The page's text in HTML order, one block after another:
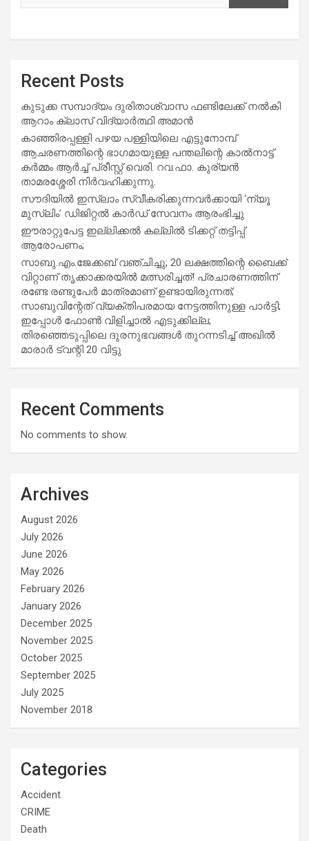
Recent Posts
കുടുക്ക സമ്പാദ്യം ദുരിതാശ്വാസ ഫണ്ടിലേക്ക് നൽകി
ആറാം ക്ലാസ് വിദ്യാർത്ഥി അമാൻ
കാഞ്ഞിരപ്പള്ളി പഴയ പള്ളിയിലെ എട്ടുനോമ്പ്
ആചരണത്തിന്റെ ഭാഗമായുള്ള പന്തലിന്റെ കാൽനാട്ട്
കർമ്മം ആർച്ച് പ്രീസ്റ്റ് വെരി. റവ.ഫാ. കുര്യൻ
താമരശ്ശേരി നിർവഹിക്കുന്നു.
സൗദിയില്‍ ഇസ്‌ലാം സ്വീകരിക്കുന്നവര്‍ക്കായി ‘ന്യൂ
മുസ്ലിം’ ഡിജിറ്റല്‍ കാര്‍ഡ് സേവനം ആരംഭിച്ചു
ഈരാറ്റുപേട്ട ഇല്ലിക്കൽ കല്ലിൽ ടിക്കറ്റ് തട്ടിപ്പ്
ആരോപണം;
സാബു.എം.ജേക്കബ് വഞ്ചിച്ചു; 20 ലക്ഷത്തിന്റെ ബൈക്ക്
വിറ്റാണ് തൃക്കാക്കരയില്‍ മത്സരിച്ചത്! പ്രചാരണത്തിന്
രണ്ടേ രണ്ടുപേര്‍ മാത്രമാണ് ഉണ്ടായിരുന്നത്;
സാബുവിന്റേത് വ്യക്തിപരമായ നേട്ടത്തിനുള്ള പാര്‍ട്ടി;
ഇപ്പോള്‍ ഫോണ്‍ വിളിച്ചാല്‍ എടുക്കില്ല;
തിരഞ്ഞെടുപ്പിലെ ദുരനുഭവങ്ങള്‍ തുറന്നടിച്ച് അഖില്‍
മാരാര്‍ ട്വന്റി 20 വിട്ടു
Recent Comments
No comments to show.
Archives
August 2026
July 2026
June 2026
May 2026
February 2026
January 2026
December 2025
November 2025
October 2025
September 2025
July 2025
November 2018
Categories
Accident
CRIME
Death